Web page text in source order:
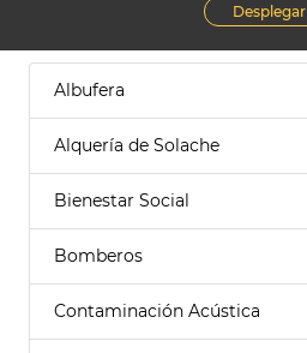
Desplegar
Albufera
Alquería de Solache
Bienestar Social
Bomberos
Contaminación Acústica